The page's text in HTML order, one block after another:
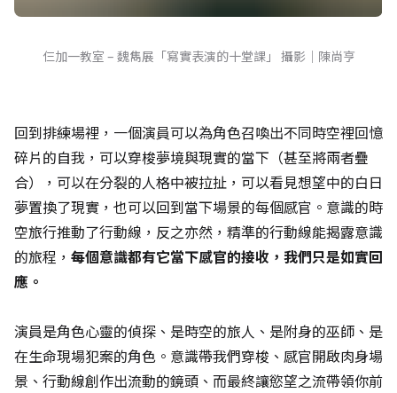
仨加一教室 – 魏雋展「寫實表演的十堂課」 攝影｜陳尚亨
回到排練場裡，一個演員可以為角色召喚出不同時空裡回憶
碎片的自我，可以穿梭夢境與現實的當下（甚至將兩者疊
合），可以在分裂的人格中被拉扯，可以看見想望中的白日
夢置換了現實，也可以回到當下場景的每個感官。意識的時
空旅行推動了行動線，反之亦然，精準的行動線能揭露意識
的旅程， 每個意識都有它當下感官的接收，我們只是如實回
應。
演員是角色心靈的偵探、是時空的旅人、是附身的巫師、是
在生命現場犯案的角色。意識帶我們穿梭、感官開啟肉身場
景、行動線創作出流動的鏡頭、而最終讓慾望之流帶領你前